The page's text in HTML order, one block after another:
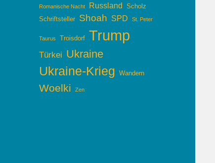
Romanische Nacht Russland
Scholz
Schriftsteller Shoah SPD St. Peter
Taurus Troisdorf Trump
Türkei Ukraine
Ukraine-Krieg Wandern
Woelki Zen